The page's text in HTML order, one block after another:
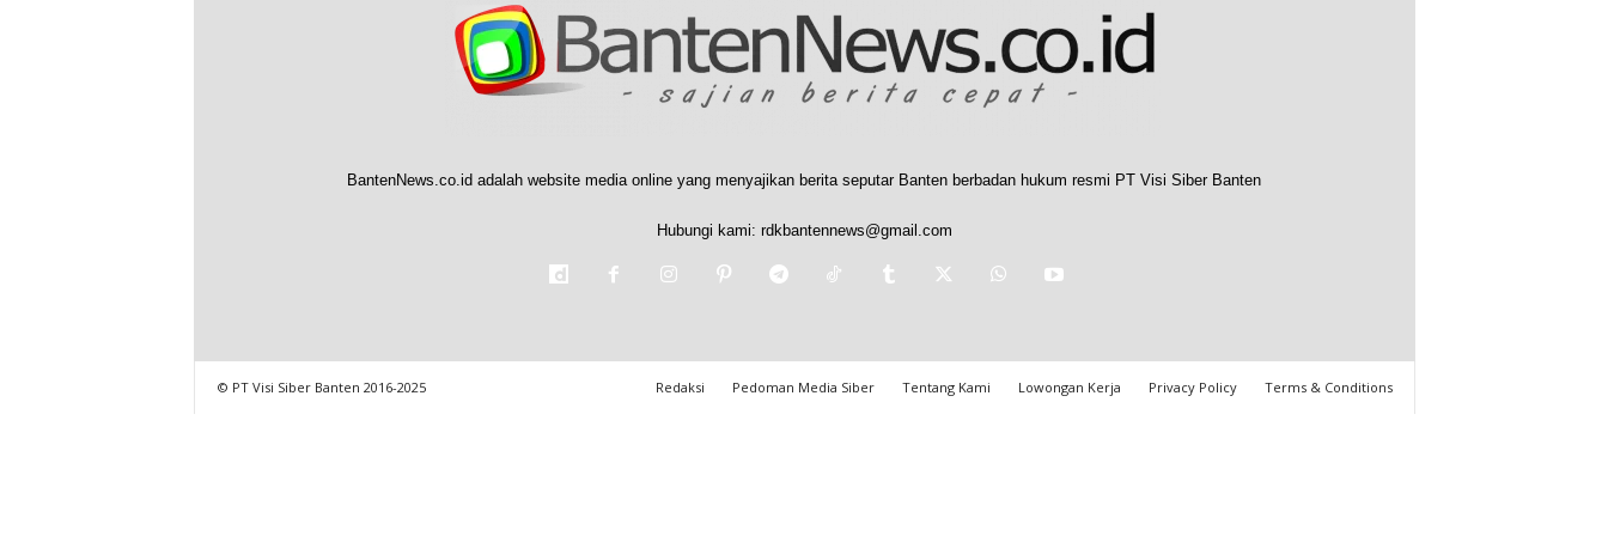
BantenNews.co.id adalah website media online yang menyajikan berita seputar Banten berbadan hukum resmi PT Visi Siber Banten
Hubungi kami: rdkbantennews@gmail.com
Redaksi Pedoman Media Siber Tentang Kami Lowongan Kerja Privacy Policy Terms & Conditions
© PT Visi Siber Banten 2016-2025